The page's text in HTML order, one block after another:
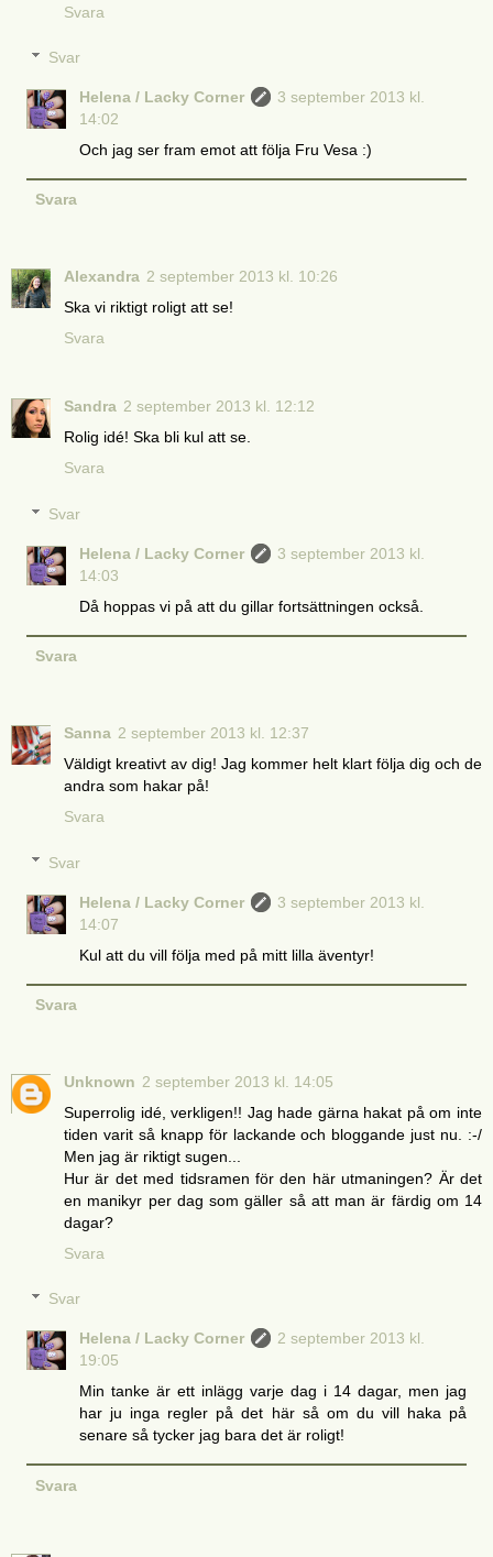
Svara
Svar
Helena / Lacky Corner
3 september 2013 kl.
14:02
Och jag ser fram emot att följa Fru Vesa :)
Svara
Alexandra 2 september 2013 kl. 10:26
Ska vi riktigt roligt att se!
Svara
Sandra 2 september 2013 kl. 12:12
Rolig idé! Ska bli kul att se.
Svara
Svar
Helena / Lacky Corner
3 september 2013 kl.
14:03
Då hoppas vi på att du gillar fortsättningen också.
Svara
Sanna 2 september 2013 kl. 12:37
Väldigt kreativt av dig! Jag kommer helt klart följa dig och de
andra som hakar på!
Svara
Svar
Helena / Lacky Corner
3 september 2013 kl.
14:07
Kul att du vill följa med på mitt lilla äventyr!
Svara
Unknown 2 september 2013 kl. 14:05
Superrolig idé, verkligen!! Jag hade gärna hakat på om inte
tiden varit så knapp för lackande och bloggande just nu. :-/
Men jag är riktigt sugen...
Hur är det med tidsramen för den här utmaningen? Är det
en manikyr per dag som gäller så att man är färdig om 14
dagar?
Svara
Svar
Helena / Lacky Corner
2 september 2013 kl.
19:05
Min tanke är ett inlägg varje dag i 14 dagar, men jag
har ju inga regler på det här så om du vill haka på
senare så tycker jag bara det är roligt!
Svara